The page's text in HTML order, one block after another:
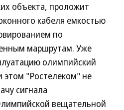
объекта, проложит
кабеля емкостью
по
маршрутам. Уже
олимпийский
этом "Ростелеком" не
сигнала
вещательной